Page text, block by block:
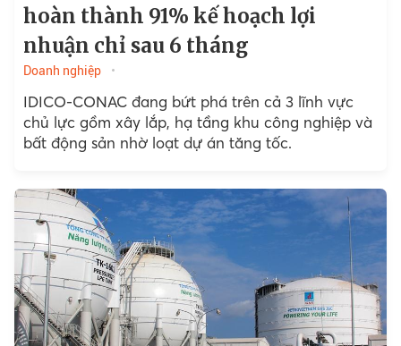
hoàn thành 91% kế hoạch lợi
nhuận chỉ sau 6 tháng
Doanh nghiệp
IDICO-CONAC đang bứt phá trên cả 3 lĩnh vực
chủ lực gồm xây lắp, hạ tầng khu công nghiệp và
bất động sản nhờ loạt dự án tăng tốc.